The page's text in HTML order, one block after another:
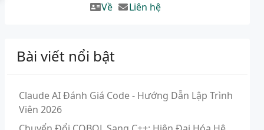
Về
Liên hệ
Bài viết nổi bật
Claude AI Đánh Giá Code - Hướng Dẫn Lập Trình
Viên 2026